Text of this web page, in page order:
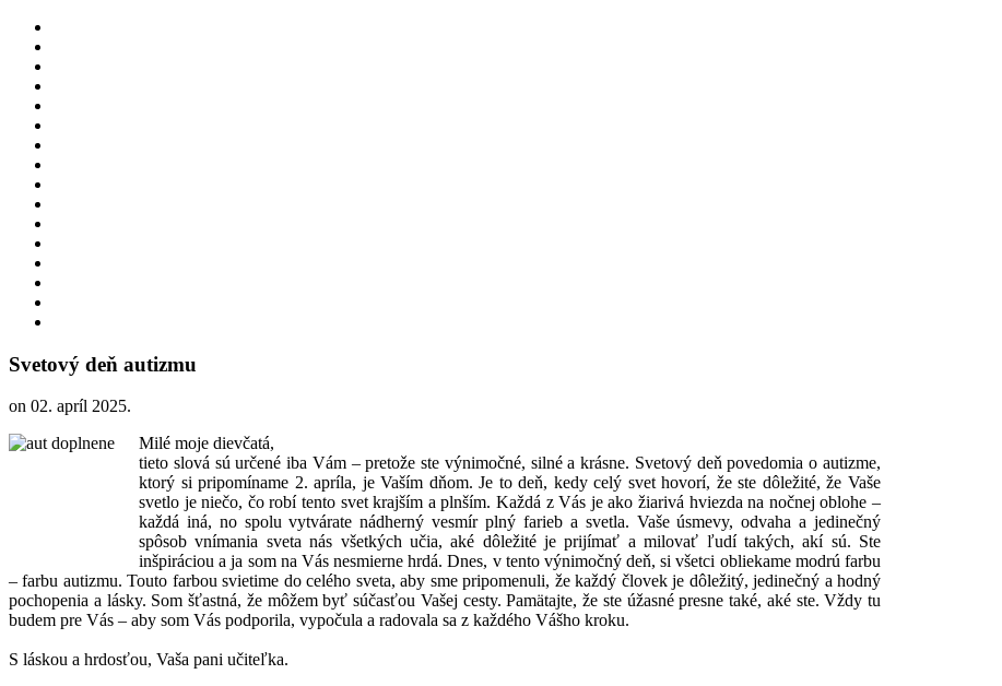
Svetový deň autizmu
on 02. apríl 2025.
Milé moje dievčatá,
tieto slová sú určené iba Vám – pretože ste výnimočné, silné a krásne. Svetový deň povedomia o autizme,
ktorý si pripomíname 2. apríla, je Vaším dňom. Je to deň, kedy celý svet hovorí, že ste dôležité, že Vaše
svetlo je niečo, čo robí tento svet krajším a plnším. Každá z Vás je ako žiarivá hviezda na nočnej oblohe –
každá iná, no spolu vytvárate nádherný vesmír plný farieb a svetla. Vaše úsmevy, odvaha a jedinečný
spôsob vnímania sveta nás všetkých učia, aké dôležité je prijímať a milovať ľudí takých, akí sú. Ste
inšpiráciou a ja som na Vás nesmierne hrdá. Dnes, v tento výnimočný deň, si všetci obliekame modrú farbu
– farbu autizmu. Touto farbou svietime do celého sveta, aby sme pripomenuli, že každý človek je dôležitý, jedinečný a hodný
pochopenia a lásky. Som šťastná, že môžem byť súčasťou Vašej cesty. Pamätajte, že ste úžasné presne také, aké ste. Vždy tu
budem pre Vás – aby som Vás podporila, vypočula a radovala sa z každého Vášho kroku.
S láskou a hrdosťou, Vaša pani učiteľka.